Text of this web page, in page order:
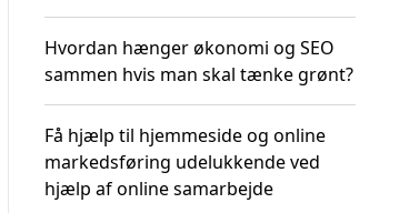
Hvordan hænger økonomi og SEO
sammen hvis man skal tænke grønt?
Få hjælp til hjemmeside og online
markedsføring udelukkende ved
hjælp af online samarbejde